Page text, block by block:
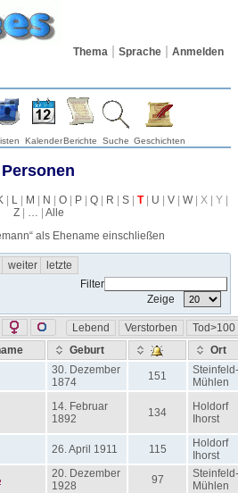
Thema Sprache Anmelden
KalenderBerichte Suche Geschichten
Personen
| L| M | N | O| P| Q| R | S| T| U | V| W| X | Y |
Z| … | Alle
“ als Ehename einschließen
weiter
letzte
Filter
Zeige
Lebend Verstorben
Tod>100
Geburt Ort
30. Dezember
1874
151
Steinfeld-
Mühlen
14. Februar
1892
134
Holdorf
Ihorst
26. April 1911 115
Holdorf
Ihorst
20. Dezember
1928
97
Steinfeld-
Mühlen